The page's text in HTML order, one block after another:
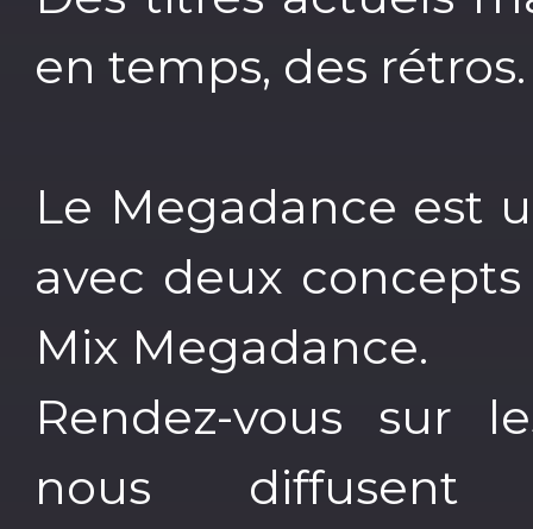
en temps, des rétros.
Le Megadance est
avec deux
Mix Megadance.
Rendez-vous sur
nous